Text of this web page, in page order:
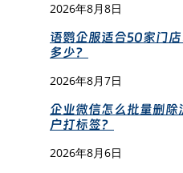
2026年8月8日
语鹦企服适合50家门
多少？
2026年8月7日
企业微信怎么批量删
户打标签？
2026年8月6日